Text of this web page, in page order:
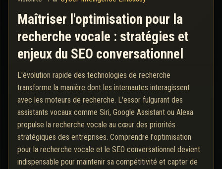
Maîtriser l'optimisation pour la
recherche vocale : stratégies et
enjeux du SEO conversationnel
L'évolution rapide des technologies de recherche
transforme la manière dont les internautes interagissent
avec les moteurs de recherche. L'essor fulgurant des
assistants vocaux comme Siri, Google Assistant ou Alexa
propulse la recherche vocale au cœur des priorités
stratégiques des entreprises. Comprendre l'optimisation
pour la recherche vocale et le SEO conversationnel devient
indispensable pour maintenir sa compétitivité et capter de